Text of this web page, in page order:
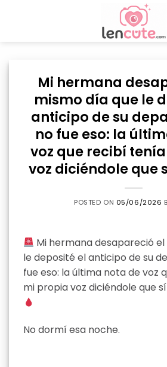
Mi hermana
mismo día que le
anticipo de su
no fue eso: la
voz que recibí
voz diciéndole que
POSTED ON 05/06/2026
Mi hermana desapareció
le deposité el anticipo de su
fue eso: la última nota de voz
mi propia voz diciéndole que
No dormí esa noche.